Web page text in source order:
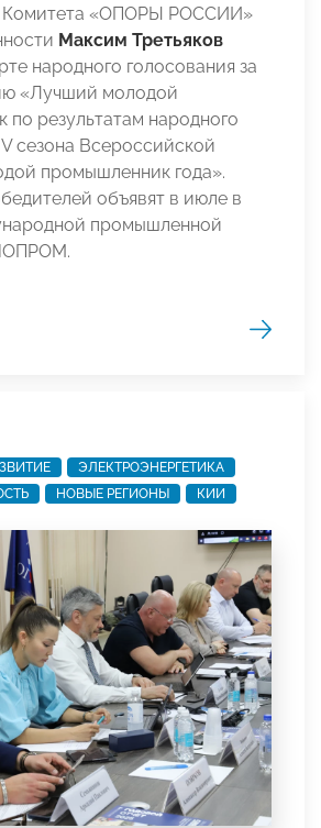
Комитета «ОПОРЫ РОССИИ»
Максим Третьяков
народного голосования за
«Лучший молодой
результатам народного
сезона Всероссийской
промышленник года».
объявят в июле в
промышленной
ЭЛЕКТРОЭНЕРГЕТИКА
НОВЫЕ РЕГИОНЫ КИИ